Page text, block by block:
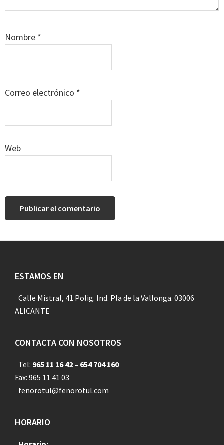
Nombre *
Correo electrónico *
Web
Footer
ESTAMOS EN
Calle Mistral, 41 Polig. Ind. Pla de la Vallonga. 03006
ALICANTE
CONTACTA CON NOSOTROS
Tel: 965 11 16 42 – 654 704 160
Fax: 965 11 41 03
fenorotul@fenorotul.com
HORARIO